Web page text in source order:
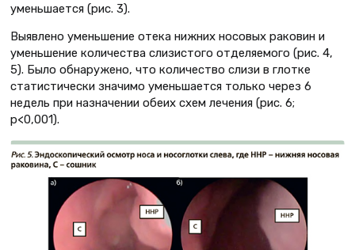
уменьшается (рис. 3).
Выявлено уменьшение отека нижних носовых раковин и
уменьшение количества слизистого отделяемого (рис. 4,
5). Было обнаружено, что количество слизи в глотке
статистически значимо уменьшается только через 6
недель при назначении обеих схем лечения (рис. 6;
р<0,001).